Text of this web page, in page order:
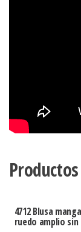
4712 Blusa
ruedo amplio